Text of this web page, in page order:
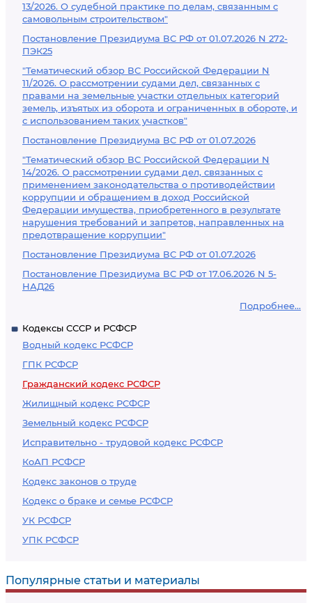
13/2026. О судебной практике по делам, связанным с
самовольным строительством"
Постановление Президиума ВС РФ от 01.07.2026 N 272-
ПЭК25
"Тематический обзор ВС Российской Федерации N
11/2026. О рассмотрении судами дел, связанных с
правами на земельные участки отдельных категорий
земель, изъятых из оборота и ограниченных в обороте, и
с использованием таких участков"
Постановление Президиума ВС РФ от 01.07.2026
"Тематический обзор ВС Российской Федерации N
14/2026. О рассмотрении судами дел, связанных с
применением законодательства о противодействии
коррупции и обращением в доход Российской
Федерации имущества, приобретенного в результате
нарушения требований и запретов, направленных на
предотвращение коррупции"
Постановление Президиума ВС РФ от 01.07.2026
Постановление Президиума ВС РФ от 17.06.2026 N 5-
НАД26
Подробнее...
Кодексы СССР и РСФСР
Водный кодекс РСФСР
ГПК РСФСР
Гражданский кодекс РСФСР
Жилищный кодекс РСФСР
Земельный кодекс РСФСР
Исправительно - трудовой кодекс РСФСР
КоАП РСФСР
Кодекс законов о труде
Кодекс о браке и семье РСФСР
УК РСФСР
УПК РСФСР
Популярные статьи и материалы